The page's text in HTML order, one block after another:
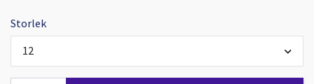
Storlek
12